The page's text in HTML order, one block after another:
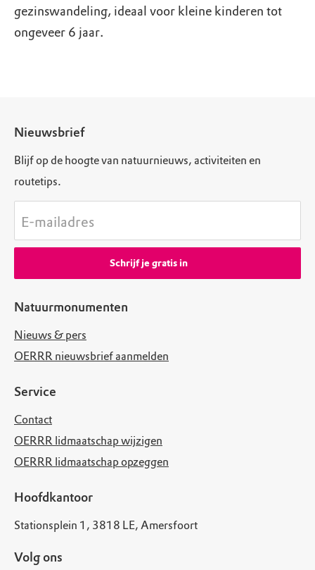
gezinswandeling, ideaal voor kleine kinderen tot
ongeveer 6 jaar.
Natuurmonumenten
Nieuws & pers
OERRR nieuwsbrief aanmelden
Service
Contact
OERRR lidmaatschap wijzigen
OERRR lidmaatschap opzeggen
Hoofdkantoor
Stationsplein 1, 3818 LE, Amersfoort
Volg ons
Nieuwsbrief
Blijf op de hoogte van natuurnieuws, activiteiten en
routetips.
E-mailadres
Schrijf je gratis in